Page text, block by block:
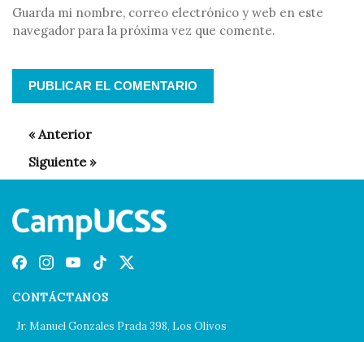
Guarda mi nombre, correo electrónico y web en este
navegador para la próxima vez que comente.
CONTÁCTANOS
Jr. Manuel Gonzales Prada 398, Los Olivos